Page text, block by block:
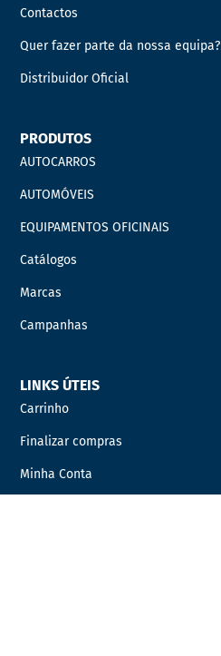
Contactos
Quer fazer parte da nossa equipa?
Distribuidor Oficial
PRODUTOS
AUTOCARROS
AUTOMÓVEIS
EQUIPAMENTOS OFICINAIS
Catálogos
Marcas
Campanhas
LINKS ÚTEIS
Carrinho
Finalizar compras
Minha Conta